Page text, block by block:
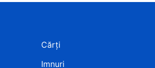
Cărți
Imnuri